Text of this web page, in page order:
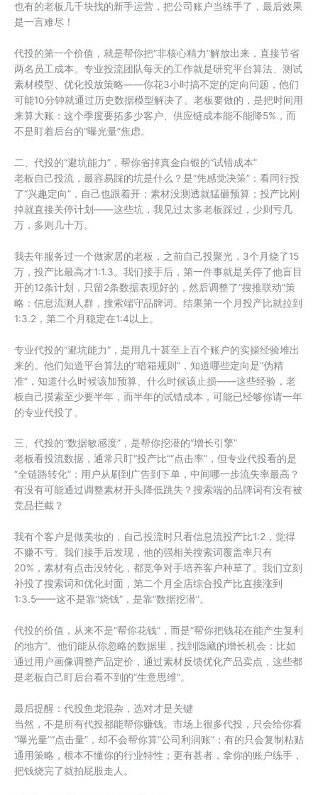
也有的老板几千块找的新手运营，把公司账户当练手了，最后效果
是一言难尽！
代投的第一个价值，就是帮你把“非核心精力”解放出来，直接节省
两名员工成本。专业投流团队每天的工作就是研究平台算法、测试
素材模型、优化投放策略——你花3小时搞不定的定向问题，他们
可能10分钟就通过历史数据模型解决了。老板要做的，是把时间用
来算大账：这个季度要拓多少客户、供应链成本能不能降5%，而
不是盯着后台的“曝光量”焦虑。
二、代投的“避坑能力”，帮你省掉真金白银的“试错成本”
老板自己投流，最容易踩的坑是什么？是“凭感觉决策”：看同行投
了“兴趣定向”，自己也跟着开；素材没测透就猛砸预算；投产比刚
掉就直接关停计划——这些坑，我见过太多老板踩过，少则亏几
万，多则几十万。
我去年服务过一个做家居的老板，之前自己投聚光，3个月烧了15
万，投产比最高才1:1.3。我们接手后，第一件事就是关停了他盲目
开的12条计划，只留2条数据表现好的，然后调整了“搜推联动”策
略：信息流测人群，搜索端守品牌词。结果第一个月投产比就拉到
1:3.2，第二个月稳定在1:4以上。
专业代投的“避坑能力”，是用几十甚至上百个账户的实操经验堆出
来的。他们知道平台算法的“暗箱规则”，知道哪些定向是“伪精
准”，知道什么时候该加预算、什么时候该止损——这些经验，老
板自己摸索至少要半年，而半年的试错成本，可能已经够你请一年
的专业代投了。
三、代投的“数据敏感度”，是帮你挖潜的“增长引擎”
老板看投流数据，通常只盯“投产比”“点击率”，但专业代投看的是
“全链路转化”：用户从刷到广告到下单，中间哪一步流失率最高？
有没有可能通过调整素材开头降低跳失？搜索端的品牌词有没有被
竞品拦截？
我有个客户是做美妆的，自己投流时只看信息流投产比1:2，觉得
不赚不亏。我们接手后发现，他的强相关搜索词覆盖率只有
20%，素材有点击没转化，都竞争对手培养客户种草了。我们立刻
补投了搜索词和优化封面，第二个月全店综合投产比直接涨到
1:3.5——这不是靠“烧钱”，是靠“数据挖潜”。
代投的价值，从来不是“帮你花钱”，而是“帮你把钱花在能产生复利
的地方”。他们能从你忽略的数据里，找到隐藏的增长机会：比如
通过用户画像调整产品定价，通过素材反馈优化产品卖点，这些都
是老板自己盯后台看不到的“生意思维”。
最后提醒：代投鱼龙混杂，选对才是关键
当然，不是所有代投都能帮你赚钱。市场上很多代投，只会给你看
“曝光量”“点击量”，却不会帮你算“公司利润账”；有的只会复制粘贴
通用策略，根本不懂你的行业特性；更有甚者，拿你的账户练手，
把钱烧完了就拍屁股走人。